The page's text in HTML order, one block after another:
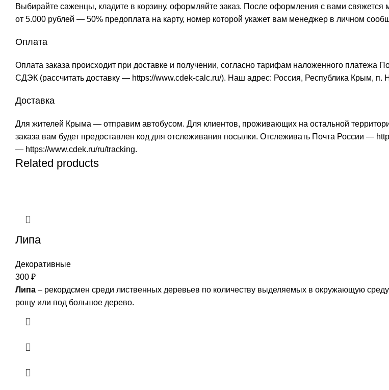
Выбирайте саженцы, кладите в корзину, оформляйте заказ. После оформления с вами
от 5.000 рублей — 50% предоплата на карту, номер которой укажет вам менеджер в личном
Оплата
Оплата заказа происходит при доставке и получении, согласно тарифам наложенного платежа
СДЭК (рассчитать доставку — https://www.cdek-calc.ru/). Наш адрес: Россия, Республика Крым, п.
Доставка
Для жителей Крыма — отправим автобусом. Для клиентов, проживающих на остальной
заказа вам будет предоставлен код для отслеживания посылки. Отслеживать Почта России —
— https://www.cdek.ru/ru/tracking.
Related products
Липа
Декоративные
300 ₽
Липа – рекордсмен среди лиственных деревьев по количеству выделяемых в окружающую
рощу или под большое дерево.